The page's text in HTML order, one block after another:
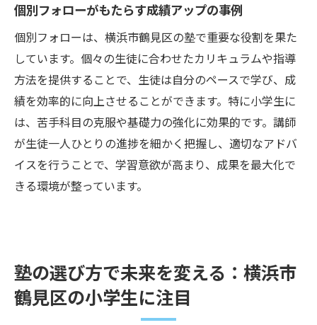
個別フォローがもたらす成績アップの事例
個別フォローは、横浜市鶴見区の塾で重要な役割を果た
しています。個々の生徒に合わせたカリキュラムや指導
方法を提供することで、生徒は自分のペースで学び、成
績を効率的に向上させることができます。特に小学生に
は、苦手科目の克服や基礎力の強化に効果的です。講師
が生徒一人ひとりの進捗を細かく把握し、適切なアドバ
イスを行うことで、学習意欲が高まり、成果を最大化で
きる環境が整っています。
塾の選び方で未来を変える：横浜市
鶴見区の小学生に注目